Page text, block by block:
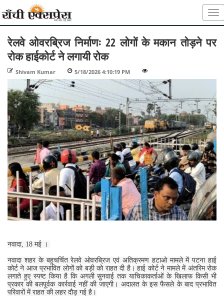
रेलवे ओवरब्रिज निर्माणः 22 लोगों के मकान तोड़ने पर
रोक हाईकोर्ट ने लगायी रोक
Shivam Kumar 5/18/2026 4:10:19 PM
नवादा, 18 मई ।
नवादा शहर के बहुचर्चित रेलवे ओवरब्रिज एवं अतिक्रमण हटाओ मामले में पटना हाई
कोर्ट ने आज प्रभावित लोगों को बड़ी को राहत दी है। हाई कोर्ट ने मामले में अंतरिम रोक
लगाते हुए स्पष्ट किया है कि अगली सुनवाई तक याचिकाकर्ताओं के खिलाफ किसी भी
प्रकार की बलपूर्वक कार्रवाई नहीं की जाएगी। अदालत के इस फैसले के बाद प्रभावित
परिवारों में राहत की लहर दौड़ गई है।